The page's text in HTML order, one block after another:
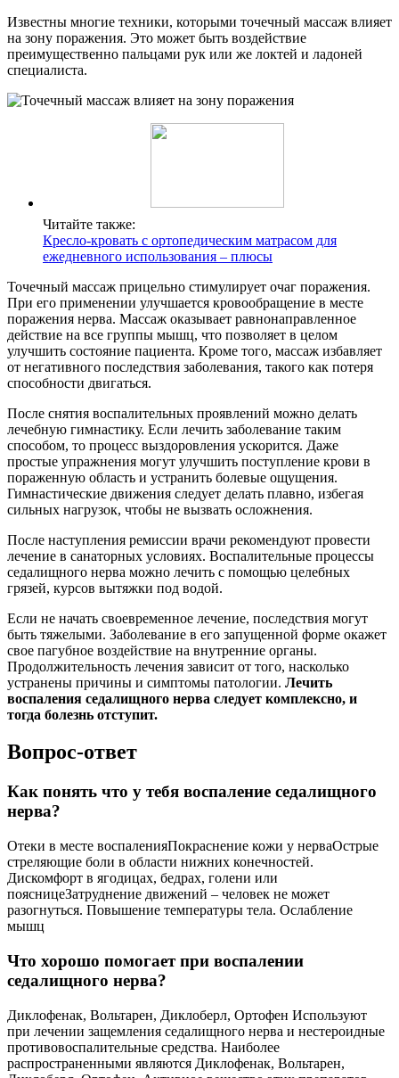
Известны многие техники, которыми точечный массаж влияет
на зону поражения. Это может быть воздействие
преимущественно пальцами рук или же локтей и ладоней
специалиста.
Читайте также:
Кресло-кровать с ортопедическим матрасом для
ежедневного использования – плюсы
Точечный массаж прицельно стимулирует очаг поражения.
При его применении улучшается кровообращение в месте
поражения нерва. Массаж оказывает равнонаправленное
действие на все группы мышц, что позволяет в целом
улучшить состояние пациента. Кроме того, массаж избавляет
от негативного последствия заболевания, такого как потеря
способности двигаться.
После снятия воспалительных проявлений можно делать
лечебную гимнастику. Если лечить заболевание таким
способом, то процесс выздоровления ускорится. Даже
простые упражнения могут улучшить поступление крови в
пораженную область и устранить болевые ощущения.
Гимнастические движения следует делать плавно, избегая
сильных нагрузок, чтобы не вызвать осложнения.
После наступления ремиссии врачи рекомендуют провести
лечение в санаторных условиях. Воспалительные процессы
седалищного нерва можно лечить с помощью целебных
грязей, курсов вытяжки под водой.
Если не начать своевременное лечение, последствия могут
быть тяжелыми. Заболевание в его запущенной форме окажет
свое пагубное воздействие на внутренние органы.
Продолжительность лечения зависит от того, насколько
устранены причины и симптомы патологии. Лечить
воспаления седалищного нерва следует комплексно, и
тогда болезнь отступит.
Вопрос-ответ
Как понять что у тебя воспаление седалищного
нерва?
Отеки в месте воспаленияПокраснение кожи у нерваОстрые
стреляющие боли в области нижних конечностей.
Дискомфорт в ягодицах, бедрах, голени или
поясницеЗатруднение движений – человек не может
разогнуться. Повышение температуры тела. Ослабление
мышц
Что хорошо помогает при воспалении
седалищного нерва?
Диклофенак, Вольтарен, Диклоберл, Ортофен Используют
при лечении защемления седалищного нерва и нестероидные
противовоспалительные средства. Наиболее
распространенными являются Диклофенак, Вольтарен,